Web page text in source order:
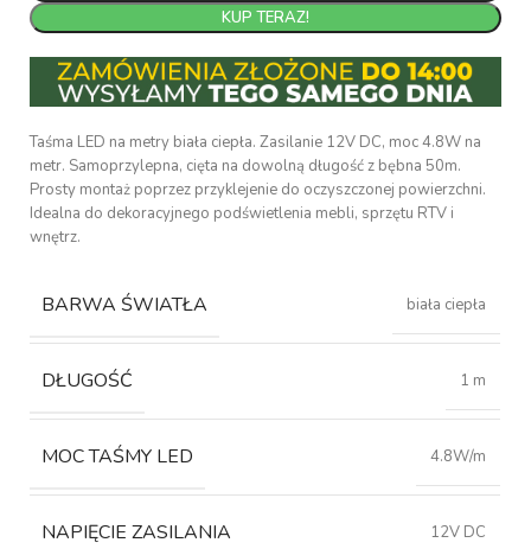
KUP TERAZ!
Taśma LED na metry biała ciepła. Zasilanie 12V DC, moc 4.8W na
metr. Samoprzylepna, cięta na dowolną długość z bębna 50m.
Prosty montaż poprzez przyklejenie do oczyszczonej powierzchni.
Idealna do dekoracyjnego podświetlenia mebli, sprzętu RTV i
wnętrz.
BARWA ŚWIATŁA biała ciepła
DŁUGOŚĆ 1 m
MOC TAŚMY LED 4.8W/m
NAPIĘCIE ZASILANIA 12V DC